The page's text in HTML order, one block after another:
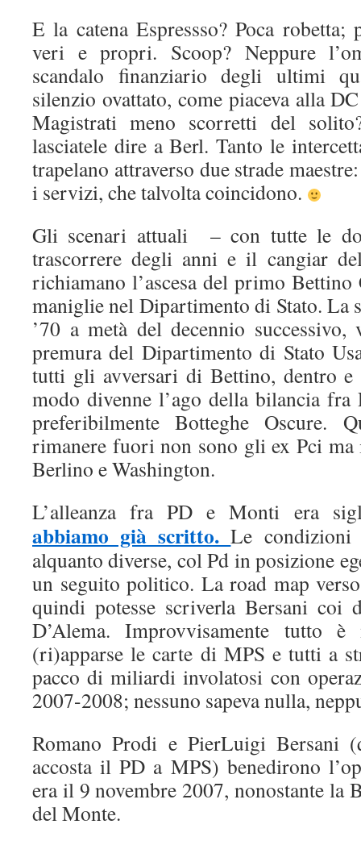
E la catena Espressso? Poca
veri e propri. Scoop? Neppure
scandalo finanziario degli ultimi
silenzio ovattato, come piaceva alla
Magistrati meno scorretti del
lasciatele dire a Berl. Tanto le
trapelano attraverso due strade
i servizi, che talvolta coincidono.
Gli scenari attuali – con tutte le
trascorrere degli anni e il cangiar
richiamano l’ascesa del primo
maniglie nel Dipartimento di Stato. La
’70 a metà del decennio
premura del Dipartimento di Stato
tutti gli avversari di Bettino, dentro
modo divenne l’ago della bilancia fra
preferibilmente Botteghe Oscure.
rimanere fuori non sono gli ex Pci
Berlino e Washington.
L’alleanza fra PD e Monti era
abbiamo già scritto.Le condizioni
alquanto diverse, col Pd in posizione
un seguito politico. La road map
quindi potesse scriverla Bersani coi
D’Alema. Improvvisamente tutto
(ri)apparse le carte di MPS e tutti a
pacco di miliardi involatosi con
2007-2008; nessuno sapeva nulla,
Romano Prodi e PierLuigi Bersani
accosta il PD a MPS) benedirono
era il 9 novembre 2007, nonostante la
del Monte.